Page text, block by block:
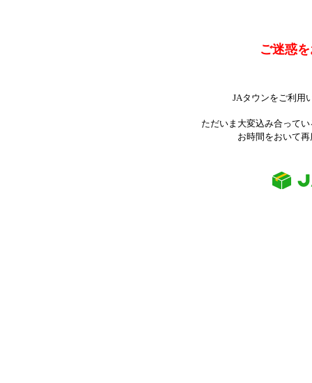
ご迷惑
JAタウンをご利用
ただいま大変込み合って
お時間をおいて